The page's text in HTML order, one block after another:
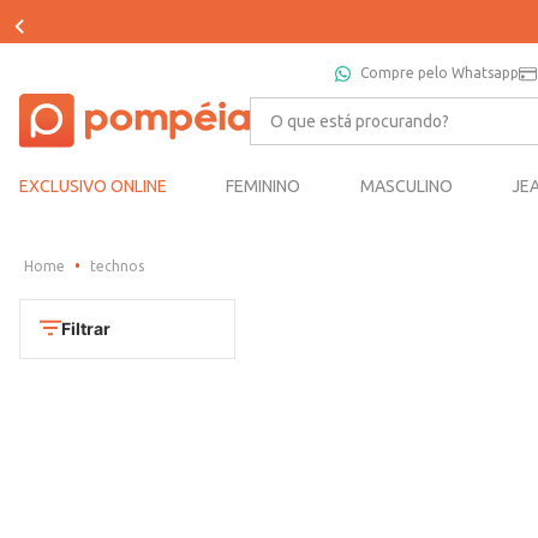
Compre pelo Whatsapp
O que está procurando?
EXCLUSIVO ONLINE FEMININO MASCULINO
technos
Filtrar